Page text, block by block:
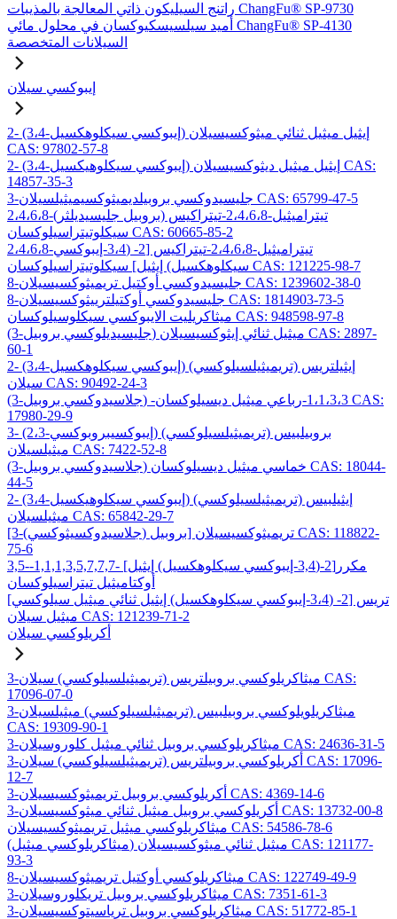
راتنج السيليكون ذاتي المعالجة بالمذيبات ChangFu® SP-9730
أميد سيلسيسكيوكسان في محلول مائي ChangFu® SP-4130
السيلانات المتخصصة
إيبوكسي سيلان
2- (3،4-إيبوكسي سيكلوهكسيل) إيثيل ميثيل ثنائي ميثوكسيسيلان
CAS: 97802-57-8
2- (3،4-إيبوكسي سيكلوهيكسيل) إيثيل ميثيل ديثوكسيسيلان CAS:
14857-35-3
3-جليسيدوكسي بروبيلديميثوكسيميثيلسيلان CAS: 65799-47-5
2،4،6،8-تيتراميثيل-2،4،6،8-تيتراكيس (بروبيل جليسيديلثر)
سيكلوتيتراسيلوكسان CAS: 60665-85-2
2،4،6،8-تيتراميثيل-2،4،6،8-تيتراكيس [2- (3،4-إيبوكسي
سيكلوهكسيل) إيثيل] سيكلوتيتراسيلوكسان CAS: 121225-98-7
8-جليسيدوكسي أوكتيل تريميثوكسيسيلان CAS: 1239602-38-0
8-جليسيدوكسي أوكتيلترييثوكسيسيلان CAS: 1814903-73-5
ميثاكريليت الايبوكسي سيكلوسيلوكسان CAS: 948598-97-8
(3-جليسيديلوكسي بروبيل) ميثيل ثنائي إيثوكسيسيلان CAS: 2897-
60-1
2- (3،4-إيبوكسي سيكلوهكسيل) إيثيلتريس (تريميثيلسيلوكسي)
سيلان CAS: 90492-24-3
(3-جلاسيدوكسي بروبيل) -1،1،3،3-رباعي ميثيل ديسيلوكسان CAS:
17980-29-9
3- (2،3-إيبوكسيبروبوكسي) بروبيلبيس (تريميثيلسيلوكسي)
ميثيلسيلان CAS: 7422-52-8
(3-جلاسيدوكسي بروبيل) خماسي ميثيل ديسيلوكسان CAS: 18044-
44-5
2- (3،4-إيبوكسي سيكلوهيكسيل) إيثيلبيس (تريميثيلسيلوكسي)
ميثيلسيلان CAS: 65842-29-7
[3-(جلاسيدوكسيثوكسي) بروبيل] تريميثوكسيسيلان CAS: 118822-
75-6
3,5-مكرر[2-(3,4-إيبوكسي سيكلوهكسيل) إيثيل] -1,1,1,3,5,7,7,7-
أوكتاميثيل تيتراسيلوكسان
تريس [2- (3،4-إيبوكسي سيكلوهكسيل) إيثيل ثنائي ميثيل سيلوكسي]
ميثيل سيلان CAS: 121239-71-2
أكريلوكسي سيلان
3-ميثاكريلوكسي بروبيلتريس (تريميثيلسيلوكسي) سيلان CAS:
17096-07-0
3-ميثاكريلويلوكسي بروبيلبيس (تريميثيلسيلوكسي) ميثيلسيلان
CAS: 19309-90-1
3-ميثاكريلوكسي بروبيل ثنائي ميثيل كلوروسيلان CAS: 24636-31-5
3-أكريلوكسي بروبيلتريس (تريميثيلسيلوكسي) سيلان CAS: 17096-
12-7
3-أكريلوكسي بروبيل تريميثوكسيسيلان CAS: 4369-14-6
3-أكريلوكسي بروبيل ميثيل ثنائي ميثوكسيسيلان CAS: 13732-00-8
ميثاكريلوكسي ميثيل تريميثوكسيسيلان CAS: 54586-78-6
(ميثاكريلوكسي ميثيل) ميثيل ثنائي ميثوكسيسيلان CAS: 121177-
93-3
8-ميثاكريلوكسي أوكتيل تريميثوكسيسيلان CAS: 122749-49-9
3-ميثاكريلوكسي بروبيل تريكلوروسيلان CAS: 7351-61-3
3-ميثاكريلوكسي بروبيل ترياسيتوكسيسيلان CAS: 51772-85-1